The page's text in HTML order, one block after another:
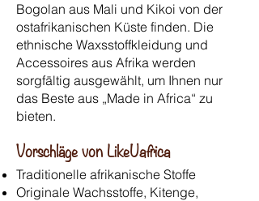
Bogolan aus Mali und Kikoi von der
ostafrikanischen Küste finden. Die
ethnische Waxsstoffkleidung und
Accessoires aus Afrika werden
sorgfältig ausgewählt, um Ihnen nur
das Beste aus „Made in Africa“ zu
bieten.
Vorschläge von LikeUafrica
Traditionelle afrikanische Stoffe
Originale Wachsstoffe, Kitenge,